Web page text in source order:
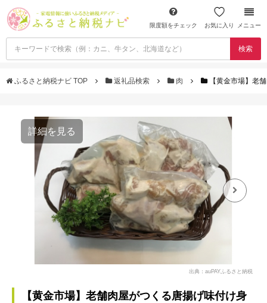
限度額をチェック お気に入り メニュー
検索
ふるさと納税ナビ TOP 返礼品検索 肉 【黄金市場】老
詳細を見る
出典：auPAYふるさと納税
【黄金市場】老舗肉屋がつくる唐揚げ味付け身